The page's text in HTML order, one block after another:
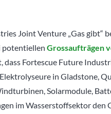
Joint Venture „Gas gibt“
potentiellen Grossaufträgen
Fortescue Future
in Gladstone,
Solarmodule,
im Wasserstoffsektor den